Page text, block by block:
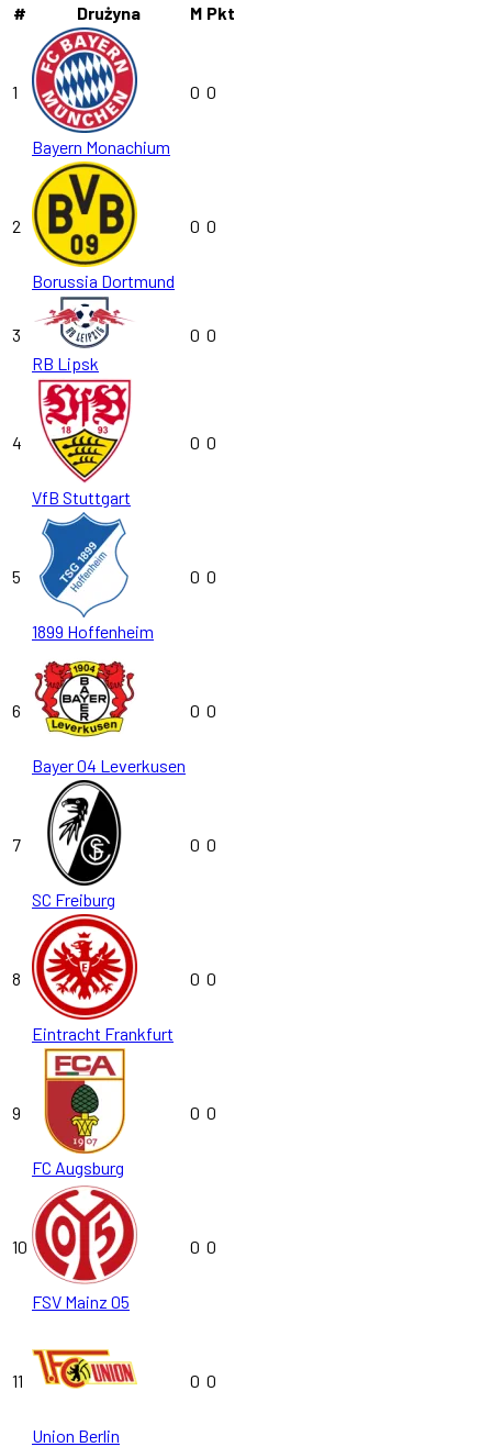
#
Drużyna M Pkt
1
Bayern Monachium
0 0
2
Borussia Dortmund
0 0
3
RB Lipsk
0 0
4
VfB Stuttgart
0 0
5
1899 Hoffenheim
0 0
6
Bayer 04 Leverkusen
0 0
7
SC Freiburg
0 0
8
Eintracht Frankfurt
0 0
9
FC Augsburg
0 0
10
FSV Mainz 05
0 0
11
Union Berlin
0 0